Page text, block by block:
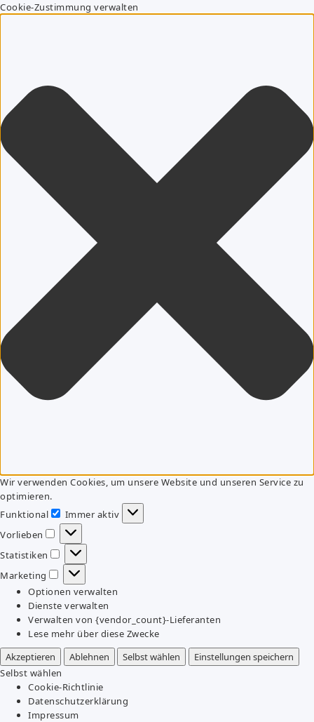
Cookie-Zustimmung verwalten
Wir verwenden Cookies, um unsere Website und unseren Service zu
optimieren.
Funktional
Funktional
Immer aktiv
Vorlieben
Vorlieben
Statistiken
Statistiken
Marketing
Marketing
Optionen verwalten
Dienste verwalten
Verwalten von {vendor_count}-Lieferanten
Lese mehr über diese Zwecke
Akzeptieren
Ablehnen Selbst wählen
Einstellungen speichern
Selbst wählen
Cookie-Richtlinie
Datenschutzerklärung
Impressum